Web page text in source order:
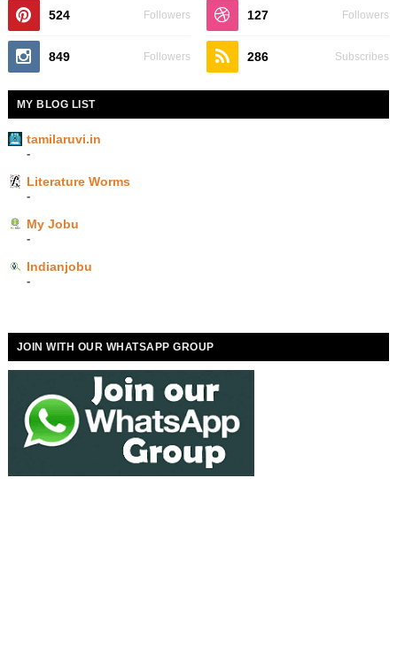
524 Followers 127 Followers
849 Followers 286 Subscribes
MY BLOG LIST
tamilaruvi.in
-
Literature Worms
-
My Jobu
-
Indianjobu
-
JOIN WITH OUR WHATSAPP GROUP